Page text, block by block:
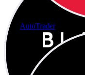
AutoTrader